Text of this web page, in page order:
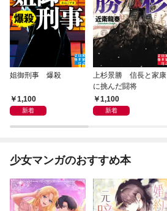
姐御刑事 爆殺
1,100
新着
上杉景勝 信長と家康
に挑んだ闘将
1,100
新着
少女マンガのおすすめ本